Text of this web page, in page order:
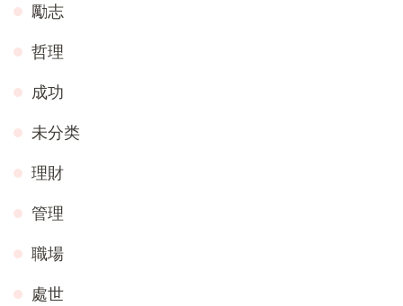
勵志
哲理
成功
未分类
理財
管理
職場
處世